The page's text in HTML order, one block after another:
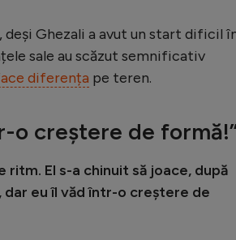
Ghezali a avut un start dificil
sale au scăzut semnificativ
diferența pe teren.
o creștere de
El s-a chinuit să joace, după
eu îl văd într-o creștere de